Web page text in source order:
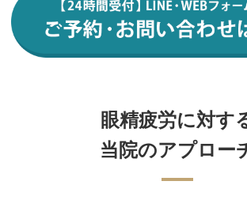
眼精疲労に対す
当院のアプロー